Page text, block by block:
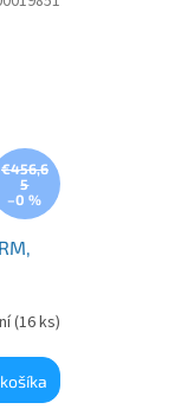
€456,6
5
–0 %
(16 ks)